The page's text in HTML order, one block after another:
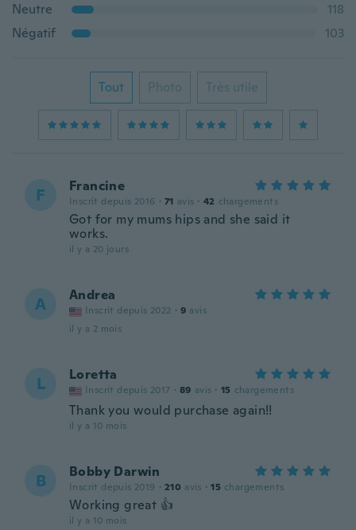
Neutre
118
Négatif
103
Tout Photo Très utile
F Francine
Inscrit depuis 2016 · 71 avis · 42 chargements
Got for my mums hips and she said it
works.
il y a 20 jours
A Andrea
Inscrit depuis 2022 · 9 avis
il y a 2 mois
L Loretta
Inscrit depuis 2017 · 89 avis · 15 chargements
Thank you would purchase again!!
il y a 10 mois
B Bobby Darwin
Inscrit depuis 2019 · 210 avis · 15 chargements
Working great 👍
il y a 10 mois